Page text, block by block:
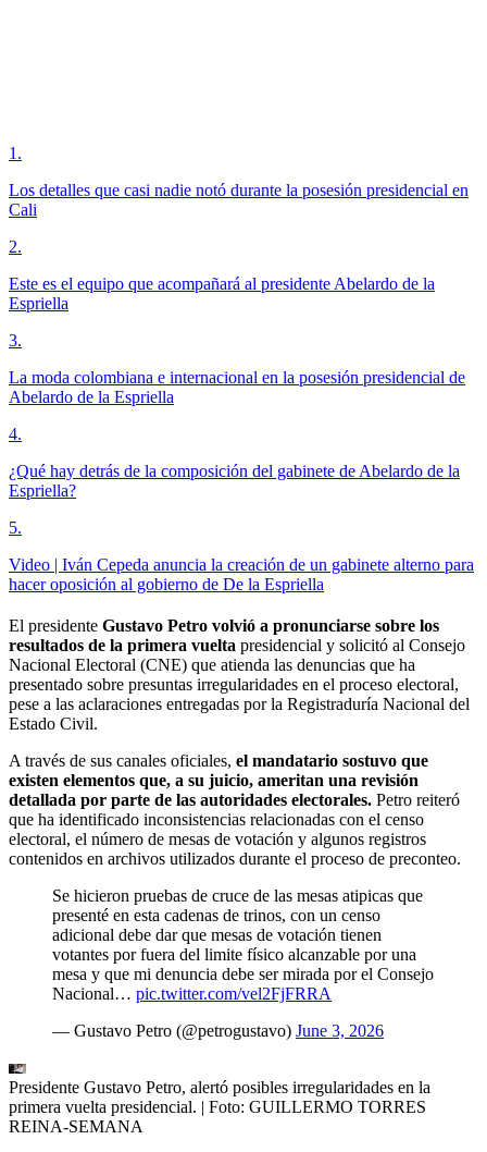
1 .
Los detalles que casi nadie notó durante la posesión presidencial en
Cali
2.
Este es el equipo que acompañará al presidente Abelardo de la
Espriella
3.
La moda colombiana e internacional en la posesión presidencial de
Abelardo de la Espriella
4.
¿Qué hay detrás de la composición del gabinete de Abelardo de la
Espriella?
5.
Video | Iván Cepeda anuncia la creación de un gabinete alterno para
hacer oposición al gobierno de De la Espriella
El presidente Gustavo Petro volvió a pronunciarse sobre los
resultados de la primera vuelta presidencial y solicitó al Consejo
Nacional Electoral (CNE) que atienda las denuncias que ha
presentado sobre presuntas irregularidades en el proceso electoral,
pese a las aclaraciones entregadas por la Registraduría Nacional del
Estado Civil.
A través de sus canales oficiales, el mandatario sostuvo que
existen elementos que, a su juicio, ameritan una revisión
detallada por parte de las autoridades electorales. Petro reiteró
que ha identificado inconsistencias relacionadas con el censo
electoral, el número de mesas de votación y algunos registros
contenidos en archivos utilizados durante el proceso de preconteo.
Se hicieron pruebas de cruce de las mesas atipicas que
presenté en esta cadenas de trinos, con un censo
adicional debe dar que mesas de votación tienen
votantes por fuera del limite físico alcanzable por una
mesa y que mi denuncia debe ser mirada por el Consejo
Nacional… pic.twitter.com/vel2FjFRRA
— Gustavo Petro (@petrogustavo) June 3, 2026
Presidente Gustavo Petro, alertó posibles irregularidades en la
primera vuelta presidencial. | Foto: GUILLERMO TORRES
REINA-SEMANA